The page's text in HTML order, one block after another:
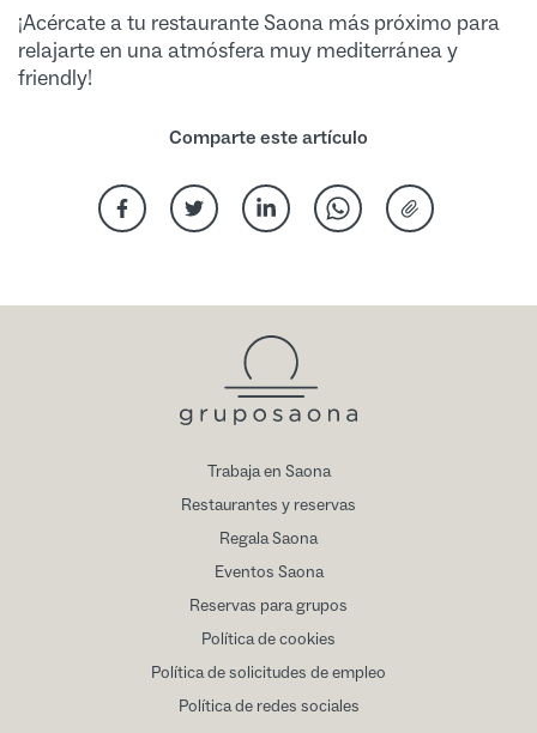
¡Acércate a tu restaurante Saona más próximo para
relajarte en una atmósfera muy mediterránea y
friendly!
Comparte este artículo
Compartir en Facebook
Compartir en Twitter
Compartir en Linkedin
Compartir víaCompartir vía
Trabaja en Saona
Restaurantes y reservas
Regala Saona
Eventos Saona
Reservas para grupos
Política de cookies
Política de solicitudes de empleo
Política de redes sociales